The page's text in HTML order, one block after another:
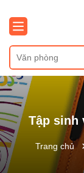
Tập sinh
Trang chủ